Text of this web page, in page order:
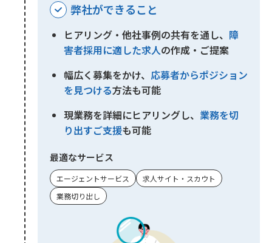
弊社ができること
ヒアリング・他社事例の共有を通し、 障
害者採用に適した求人の作成・ご提案
幅広く募集をかけ、 応募者からポジション
を見つける方法も可能
現業務を詳細にヒアリングし、 業務を切
り出すご支援も可能
最適なサービス
エージェントサービス
求人サイト・スカウト
業務切り出し